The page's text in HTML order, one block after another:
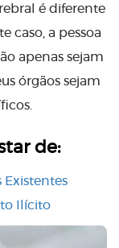
é diferente
caso, a pessoa
apenas sejam
órgãos sejam
de:
Existentes
Ilícito